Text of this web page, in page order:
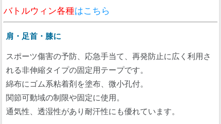
バトルウィン各種はこちら
肩・足首・膝に
スポーツ傷害の予防、応急手当て、再発防止に広く利用さ
れる非伸縮タイプの固定用テープです。
綿布にゴム系粘着剤を塗布、微小孔付。
関節可動域の制限や固定に使用。
通気性、透湿性があり耐汗性にも優れています。